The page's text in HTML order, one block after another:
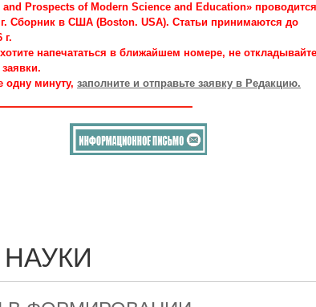
and Prospects of Modern Science and Education» проводится
г. Сборник в США (Boston. USA). Статьи принимаются до
г.
напечататься в ближайшем номере, не откладывайте
одну минуту, заполните и отправьте заявку в Редакцию.